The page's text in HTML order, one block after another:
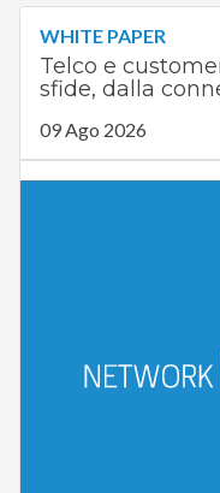
WHITE PAPER
Telco e
sfide, dalla
09 Ago 2026